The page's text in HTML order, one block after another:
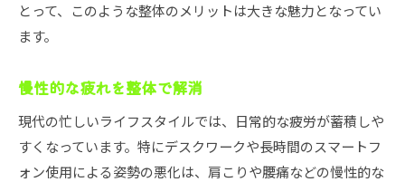
とって、このような整体のメリットは大きな魅力となってい
ます。
慢性的な疲れを整体で解消
現代の忙しいライフスタイルでは、日常的な疲労が蓄積しや
すくなっています。特にデスクワークや長時間のスマートフ
ォン使用による姿勢の悪化は、肩こりや腰痛などの慢性的な